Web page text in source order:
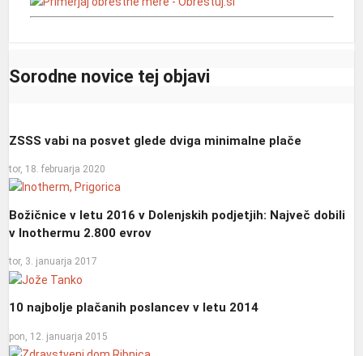
Sorodne novice tej objavi
ZSSS vabi na posvet glede dviga minimalne plače
tor, 18. februarja 2020
Božičnice v letu 2016 v Dolenjskih podjetjih: Največ dobili
v Inothermu 2.800 evrov
tor, 3. januarja 2017
10 najbolje plačanih poslancev v letu 2014
pon, 12. januarja 2015